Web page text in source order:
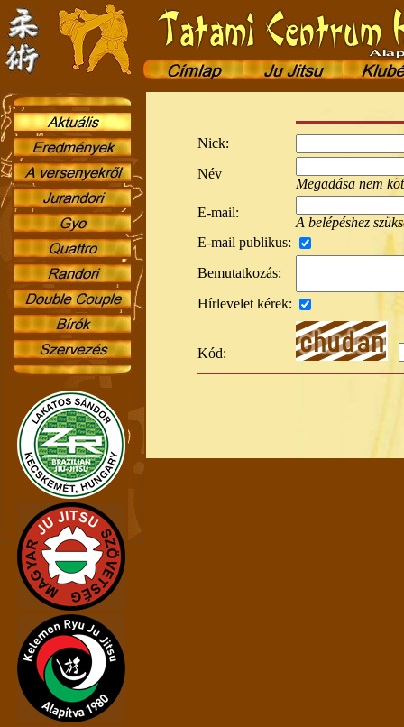
Nick:
Név
Megadása nem
E-mail:
A belépéshez
E-mail publikus:
Bemutatkozás:
Hírlevelet kérek:
Kód: